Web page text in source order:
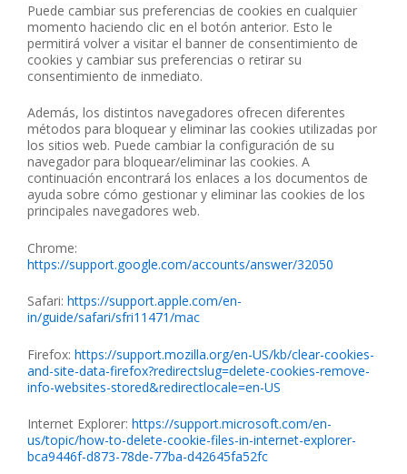
Puede cambiar sus preferencias de cookies en cualquier
momento haciendo clic en el botón anterior. Esto le
permitirá volver a visitar el banner de consentimiento de
cookies y cambiar sus preferencias o retirar su
consentimiento de inmediato.
Además, los distintos navegadores ofrecen diferentes
métodos para bloquear y eliminar las cookies utilizadas por
los sitios web. Puede cambiar la configuración de su
navegador para bloquear/eliminar las cookies. A
continuación encontrará los enlaces a los documentos de
ayuda sobre cómo gestionar y eliminar las cookies de los
principales navegadores web.
Chrome:
https://support.google.com/accounts/answer/32050
Safari: https://support.apple.com/en-
in/guide/safari/sfri11471/mac
Firefox: https://support.mozilla.org/en-US/kb/clear-cookies-
and-site-data-firefox?redirectslug=delete-cookies-remove-
info-websites-stored&redirectlocale=en-US
Internet Explorer: https://support.microsoft.com/en-
us/topic/how-to-delete-cookie-files-in-internet-explorer-
bca9446f-d873-78de-77ba-d42645fa52fc